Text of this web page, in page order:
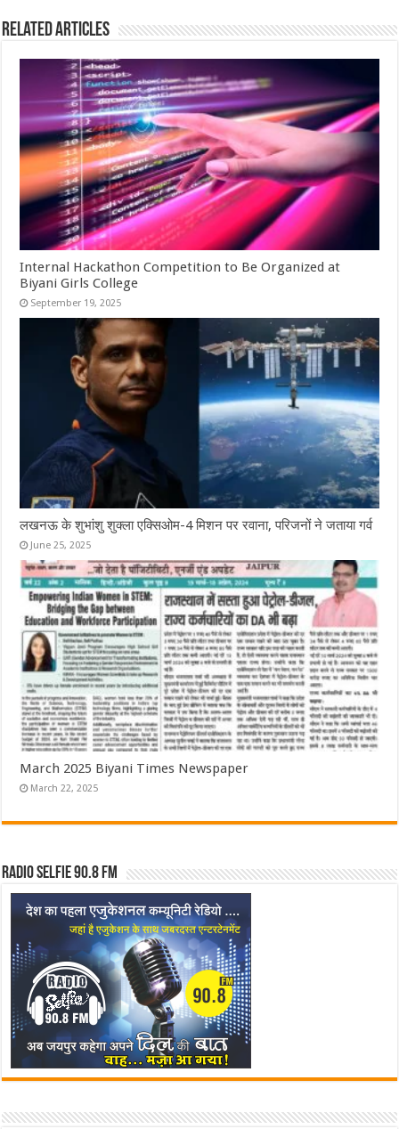
Related Articles
Internal Hackathon Competition to Be Organized at
Biyani Girls College
September 19, 2025
लखनऊ के शुभांशु शुक्ला एक्सिओम-4 मिशन पर रवाना, परिजनों ने जताया गर्व
June 25, 2025
March 2025 Biyani Times Newspaper
March 22, 2025
Radio Selfie 90.8 FM